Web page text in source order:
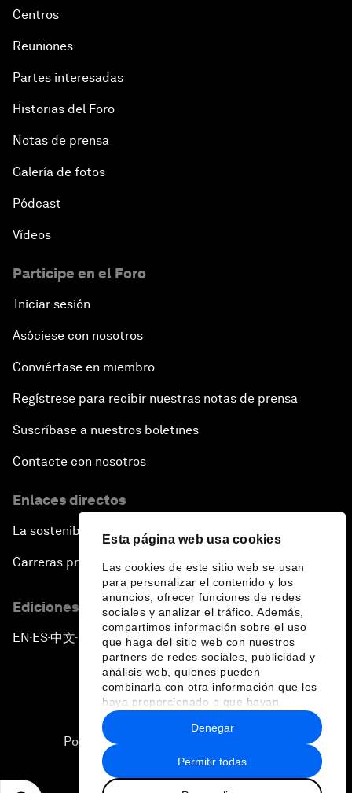
Esta página web usa cookies
Las cookies de este sitio web se usan
para personalizar el contenido y los
anuncios, ofrecer funciones de redes
sociales y analizar el tráfico. Además,
compartimos información sobre el uso
que haga del sitio web con nuestros
partners de redes sociales, publicidad y
análisis web, quienes pueden
combinarla con otra información que les
haya proporcionado o que hayan
recopilado a partir del uso que haya
hecho de sus servicios.
Permitir todas
Denegar
Centros
Reuniones
Partes interesadas
Historias del Foro
Notas de prensa
Galería de fotos
Pódcast
Vídeos
Participe en el Foro
Iniciar sesión
Asóciese con nosotros
Conviértase en miembro
Regístrese para recibir nuestras notas de prensa
Suscríbase a nuestros boletines
Contacte con nosotros
Enlaces directos
La sostenibilidad en el Foro
Carreras profesionales
Ediciones en otros idiomas
EN ▪ES▪中文▪ 日本語
Política de privacidad y normas de uso
Sitemap